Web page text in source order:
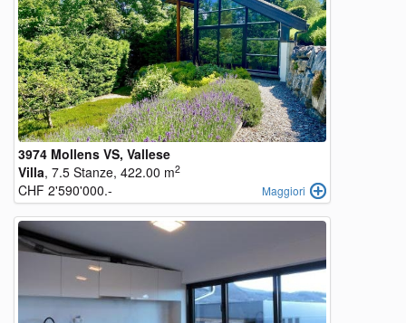
3974 Mollens VS, Vallese
Villa, 7.5 Stanze, 422.00 m2
CHF 2'590'000.- Maggiori